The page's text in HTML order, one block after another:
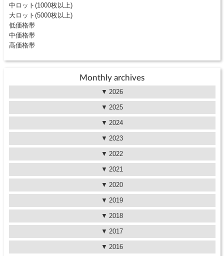
中ロット(1000枚以上)
大ロット(5000枚以上)
低価格帯
中価格帯
高価格帯
Monthly archives
2026
2025
2024
2023
2022
2021
2020
2019
2018
2017
2016